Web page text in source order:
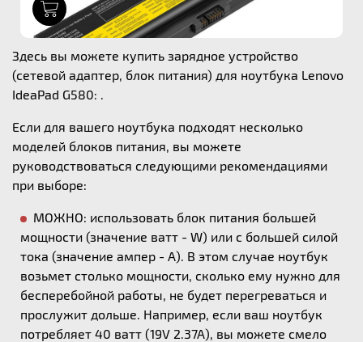
Здесь вы можете купить зарядное устройство
(сетевой адаптер, блок питания) для ноутбука Lenovo
IdeaPad G580: .
Если для вашего ноутбука подходят несколько
моделей блоков питания, вы можете
руководствоваться следующими рекомендациями
при выборе:
МОЖНО: использовать блок питания большей
мощности (значение ватт - W) или с большей силой
тока (значение ампер - А). В этом случае ноутбук
возьмет столько мощности, сколько ему нужно для
бесперебойной работы, не будет перегреваться и
прослужит дольше. Например, если ваш ноутбук
потребляет 40 ватт (19V 2.37A), вы можете смело